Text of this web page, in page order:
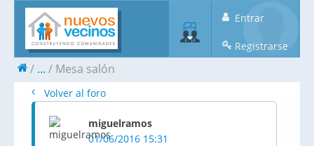
Entrar
Registrarse
... Mesa salón
Volver al foro
miguelramos
01/06/2016 15:31